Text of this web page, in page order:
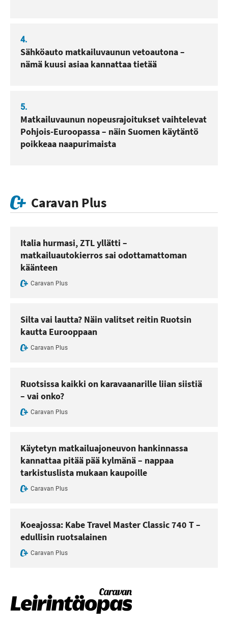
4.
Sähköauto matkailuvaunun vetoautona –
nämä kuusi asiaa kannattaa tietää
5.
Matkailuvaunun nopeusrajoitukset vaihtelevat
Pohjois-Euroopassa – näin Suomen käytäntö
poikkeaa naapurimaista
Caravan Plus
Italia hurmasi, ZTL yllätti –
matkailuautokierros sai odottamattoman
käänteen
Caravan Plus
Silta vai lautta? Näin valitset reitin Ruotsin
kautta Eurooppaan
Caravan Plus
Ruotsissa kaikki on karavaanarille liian siistiä
– vai onko?
Caravan Plus
Käytetyn matkailuajoneuvon hankinnassa
kannattaa pitää pää kylmänä – nappaa
tarkistuslista mukaan kaupoille
Caravan Plus
Koeajossa: Kabe Travel Master Classic 740 T –
edullisin ruotsalainen
Caravan Plus